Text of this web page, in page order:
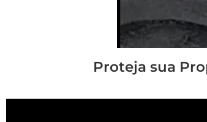
Proteja sua